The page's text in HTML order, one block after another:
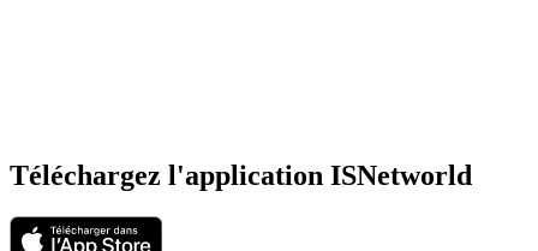
Téléchargez l'application ISNetworld